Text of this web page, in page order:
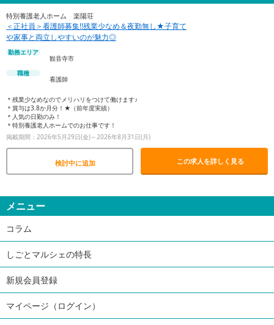
特別養護老人ホーム 楽陽荘
＜正社員＞看護師募集!!残業少なめ＆夜勤無し★子育て
や家事と両立しやすいのが魅力◎
勤務エリア
観音寺市
職種
看護師
＊残業少なめなのでメリハリをつけて働けます♪
＊賞与は3.8か月分！★（前年度実績）
＊人気の日勤のみ！
＊特別養護老人ホームでのお仕事です！
掲載期間：2026年5月29日(金)～2026年8月31日(月)
検討中に追加 この求人を詳しく見る
メニュー
コラム
しごとマルシェの特長
新規会員登録
マイページ（ログイン）